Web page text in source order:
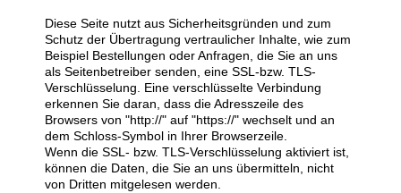
Diese Seite nutzt aus Sicherheitsgründen und zum
Schutz der Übertragung vertraulicher Inhalte, wie zum
Beispiel Bestellungen oder Anfragen, die Sie an uns
als Seitenbetreiber senden, eine SSL-bzw. TLS-
Verschlüsselung. Eine verschlüsselte Verbindung
erkennen Sie daran, dass die Adresszeile des
Browsers von "http://" auf "https://" wechselt und an
dem Schloss-Symbol in Ihrer Browserzeile.
Wenn die SSL- bzw. TLS-Verschlüsselung aktiviert ist,
können die Daten, die Sie an uns übermitteln, nicht
von Dritten mitgelesen werden.